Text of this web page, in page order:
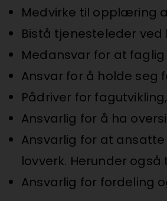
Medvirke til opplæring
Bistå tjenesteleder
Medansvar for at
Ansvar for å holde
Pådriver for
Ansvarlig for å ha
Ansvarlig for at
lovverk. Herunder
Ansvarlig for fordeling